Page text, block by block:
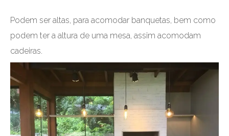
Podem ser altas, para acomodar banquetas, bem como
podem ter a altura de uma mesa, assim acomodam
cadeiras.